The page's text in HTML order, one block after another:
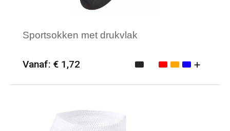
Sportsokken met drukvlak
Vanaf: € 1,72
Minimale afname: 50